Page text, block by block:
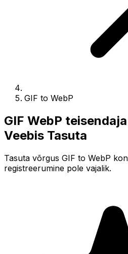
GIF to WebP
GIF WebP
Veebis Tasuta
Tasuta võrgus GIF to WebP
registreerumine pole vajalik.